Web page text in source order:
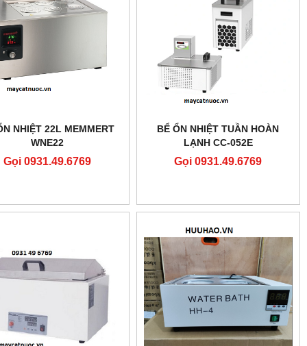
NHIỆT 22L MEMMERT
WNE22
Gọi 0931.49.6769
BỂ ỔN NHIỆT TUẦN HOÀN
LẠNH CC-052E
Gọi 0931.49.6769